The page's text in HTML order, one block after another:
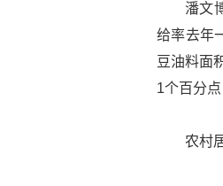
潘文
给率去年
豆油料面
1个百分
农村